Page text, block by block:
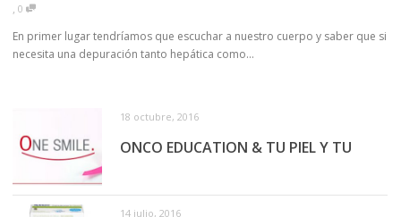
, 0
En primer lugar tendríamos que escuchar a nuestro cuerpo y saber que si
necesita una depuración tanto hepática como...
18 octubre, 2016
ONCO EDUCATION & TU PIEL Y TU
14 julio, 2016